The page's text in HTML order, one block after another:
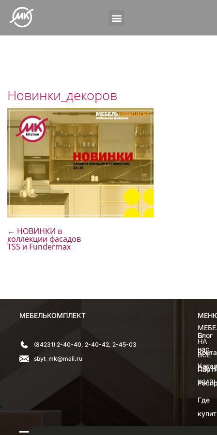
Новинки_декоров
← НОВИНКИ в
коллекции фасадов
TSS и Fundermax
МЕБЕЛЬКОМПЛЕКТ
(84231) 2-40-40, 2-40-42, 2-45-03
sbyt_mk@mail.ru
О
нас
Где
Блог
НА
ВСЕ